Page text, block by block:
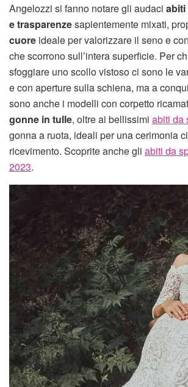
Angelozzi si fanno notare gli audaci abiti
e trasparenzesapientemente mixati,
cuore ideale per valorizzare il seno e con
che scorrono sull’intera superficie. Per
sfoggiare uno scollo vistoso ci sono le
e con aperture sulla schiena, ma a
sono anche i modelli con corpetto
gonne in tulle, oltre ai bellissimi abiti da
gonna a ruota, ideali per una cerimonia
ricevimento. Scoprite anche gli abiti da
2023.